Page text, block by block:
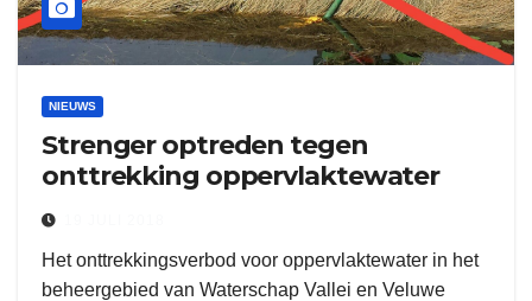
NIEUWS
Strenger optreden tegen
onttrekking oppervlaktewater
Het onttrekkingsverbod voor oppervlaktewater in het
beheergebied van Waterschap Vallei en Veluwe